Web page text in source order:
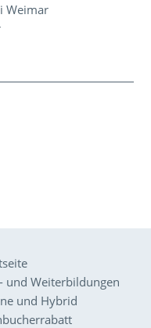
Weimar
und Weiterbildungen
und Hybrid